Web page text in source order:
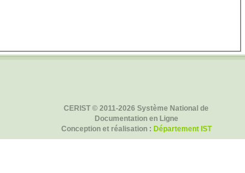
CERIST © 2011-2026 Système National de
Documentation en Ligne
Conception et réalisation : Département IST